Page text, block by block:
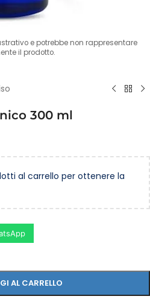
e potrebbe non rappresentare
il prodotto.
300 ml
al carrello per ottenere la
AL CARRELLO